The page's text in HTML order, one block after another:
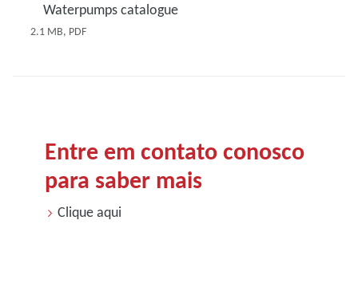
Waterpumps catalogue
2.1 MB, PDF
Entre em contato conosco
para saber mais
Clique aqui